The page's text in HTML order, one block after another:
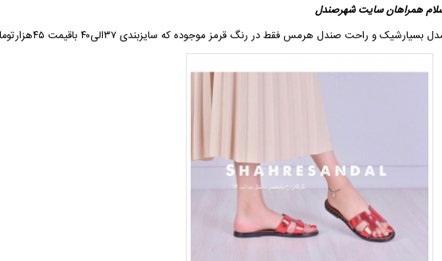
همراهان سایتشهرصندل
بسیارشیک و راحت صندل هرمسفقط در رنگ قرمز موجوده که سایزبندی ۳۷الی۴۰ باقیمت ۴۵هزارتومان در